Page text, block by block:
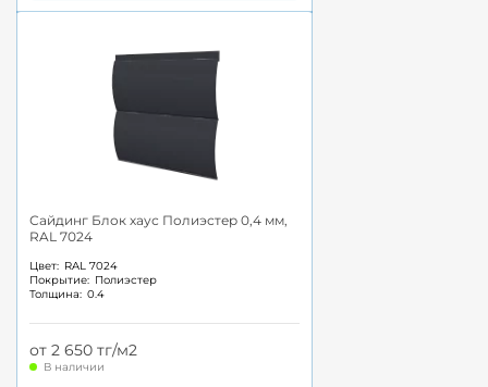
Сайдинг Блок хаус Полиэстер 0,4 мм,
RAL 7024
Цвет: RAL 7024
Покрытие: Полиэстер
Толщина: 0.4
от 2 650 тг/м2
В наличии